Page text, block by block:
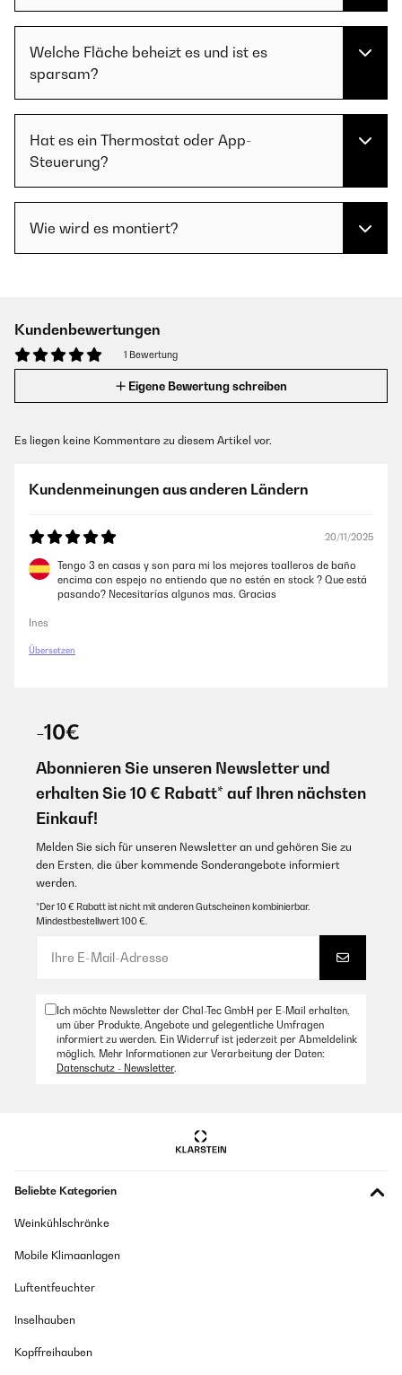
Welche Fläche beheizt es und ist es
sparsam?
Hat es ein Thermostat oder App-
Steuerung?
Wie wird es montiert?
Kundenbewertungen
1 Bewertung
Eigene Bewertung schreiben
Es liegen keine Kommentare zu diesem Artikel vor.
Kundenmeinungen aus anderen Ländern
20/11/2025
Tengo 3 en casas y son para mi los mejores toalleros de baño
encima con espejo no entiendo que no estén en stock ? Que está
pasando? Necesitarías algunos mas. Gracias
Ines
Übersetzen
-10€
Abonnieren Sie unseren Newsletter und
erhalten Sie 10 € Rabatt* auf Ihren nächsten
Einkauf!
Melden Sie sich für unseren Newsletter an und gehören Sie zu
den Ersten, die über kommende Sonderangebote informiert
werden.
*Der 10 € Rabatt ist nicht mit anderen Gutscheinen kombinierbar.
Mindestbestellwert 100 €.
Ich möchte Newsletter der Chal-Tec GmbH per E-Mail erhalten,
um über Produkte, Angebote und gelegentliche Umfragen
informiert zu werden. Ein Widerruf ist jederzeit per Abmeldelink
möglich. Mehr Informationen zur Verarbeitung der Daten:
Datenschutz - Newsletter.
Beliebte Kategorien
Weinkühlschränke
Mobile Klimaanlagen
Luftentfeuchter
Inselhauben
Kopffreihauben